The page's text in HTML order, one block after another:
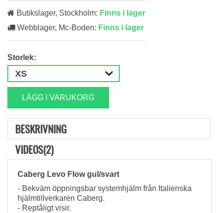
Butikslager, Stockholm: Finns i lager
Webblager, Mc-Boden: Finns i lager
Storlek:
LÄGG I VARUKORG
BESKRIVNING
VIDEOS(2)
Caberg Levo Flow gul/svart
- Bekväm öppningsbar systemhjälm från Italienska
hjälmtillverkaren Caberg.
- Reptåligt visir.